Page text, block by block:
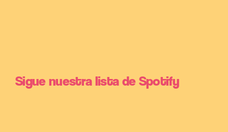
Sigue nuestra lista de Spotify